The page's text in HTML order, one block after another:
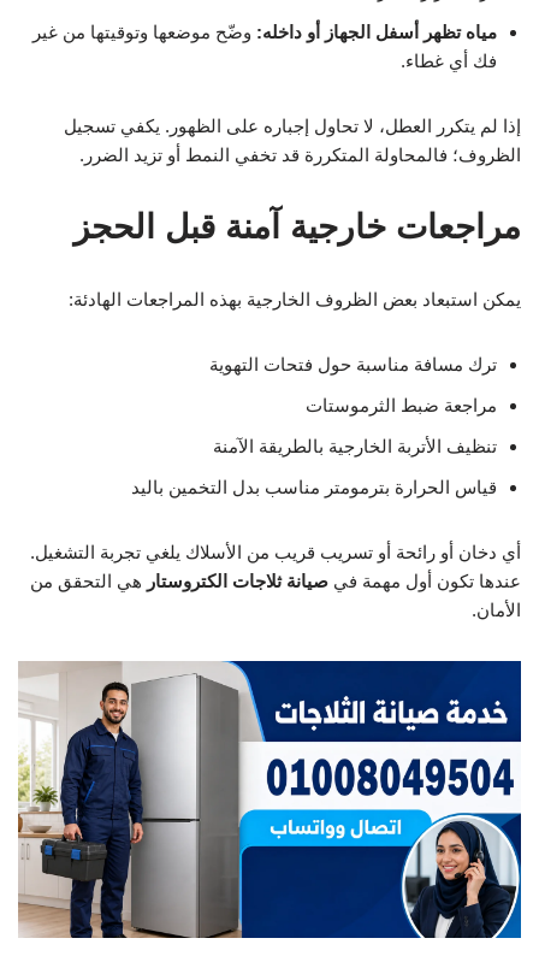
مياه تظهر أسفل الجهاز أو داخله: وضّح موضعها وتوقيتها من غير
فك أي غطاء.
إذا لم يتكرر العطل، لا تحاول إجباره على الظهور. يكفي تسجيل
الظروف؛ فالمحاولة المتكررة قد تخفي النمط أو تزيد الضرر.
مراجعات خارجية آمنة قبل الحجز
يمكن استبعاد بعض الظروف الخارجية بهذه المراجعات الهادئة:
ترك مسافة مناسبة حول فتحات التهوية
مراجعة ضبط الثرموستات
تنظيف الأتربة الخارجية بالطريقة الآمنة
قياس الحرارة بترمومتر مناسب بدل التخمين باليد
أي دخان أو رائحة أو تسريب قريب من الأسلاك يلغي تجربة التشغيل.
عندها تكون أول مهمة في صيانة ثلاجات الكتروستار هي التحقق من
الأمان.